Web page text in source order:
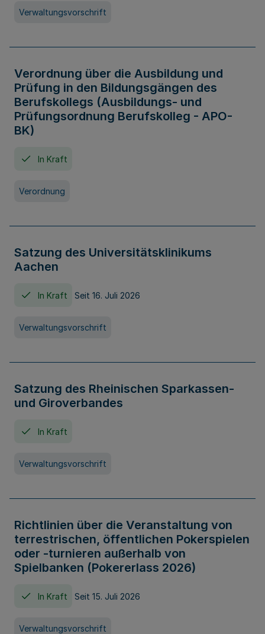
Verwaltungsvorschrift
Verordnung über die Ausbildung und
Prüfung in den Bildungsgängen des
Berufskollegs (Ausbildungs- und
Prüfungsordnung Berufskolleg - APO-
BK)
In Kraft
Verordnung
Satzung des Universitätsklinikums
Aachen
In Kraft Seit 16. Juli 2026
Verwaltungsvorschrift
Satzung des Rheinischen Sparkassen-
und Giroverbandes
In Kraft
Verwaltungsvorschrift
Richtlinien über die Veranstaltung von
terrestrischen, öffentlichen Pokerspielen
oder -turnieren außerhalb von
Spielbanken (Pokererlass 2026)
In Kraft Seit 15. Juli 2026
Verwaltungsvorschrift